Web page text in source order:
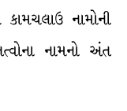
નામોની
નામનો અંત